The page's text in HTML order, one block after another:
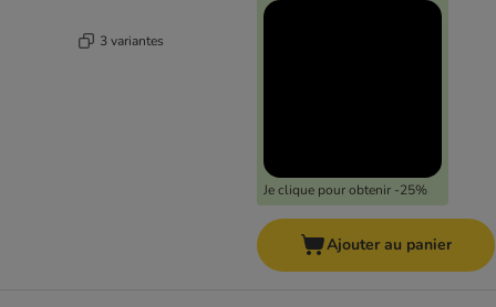
3 variantes
Je clique pour obtenir -25%
Ajouter au panier